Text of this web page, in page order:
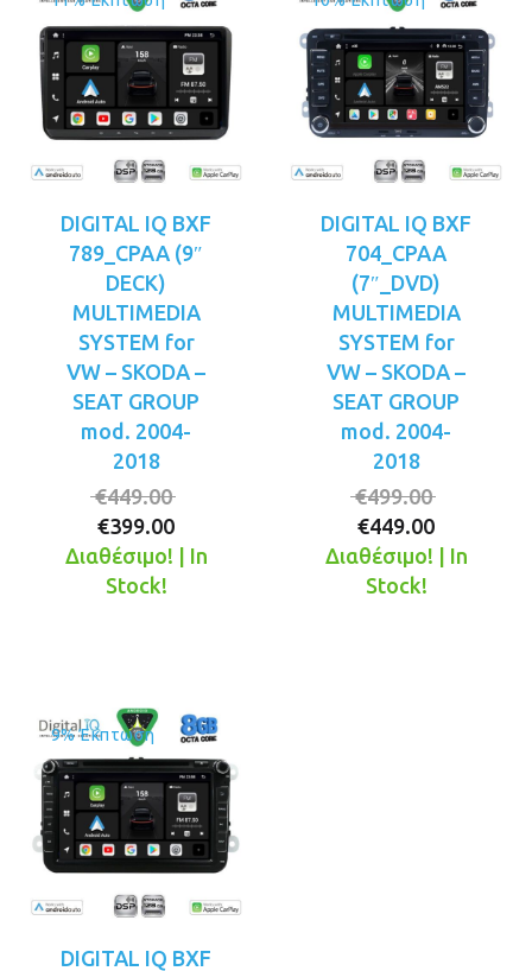
DIGITAL IQ BXF
789_CPAA (9″
DECK)
MULTIMEDIA
SYSTEM for
VW – SKODA –
SEAT GROUP
mod. 2004-
2018
€449.00
was:
€399.00
τρέχουσα
Διαθέσιμο! | In
Stock!
DIGITAL IQ BXF
704_CPAA
(7″_DVD)
MULTIMEDIA
SYSTEM for
VW – SKODA –
SEAT GROUP
mod. 2004-
2018
€499.00
was:
€449.00
Διαθέσιμο! | In
Stock!
9% Έκπτωση
DIGITAL IQ BXF